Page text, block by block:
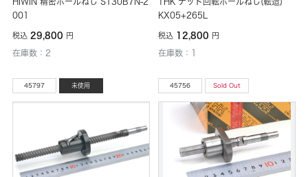
001
税込 29,800 円
在庫数：2
KX05+265L
税込 12,800 円
在庫数：1
45797 未使用 45756 Sold Out